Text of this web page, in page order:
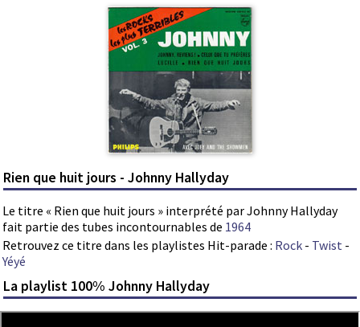
Rien que huit jours - Johnny Hallyday
Le titre « Rien que huit jours » interprété par Johnny Hallyday
fait partie des tubes incontournables de 1964
Retrouvez ce titre dans les playlistes Hit-parade : Rock - Twist -
Yéyé
La playlist 100% Johnny Hallyday